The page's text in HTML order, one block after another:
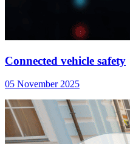
Connected vehicle safety
05 November 2025